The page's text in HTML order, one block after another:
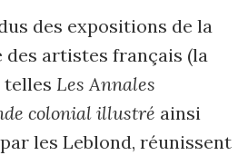
des expositions de la
artistes français (la
telles Les Annales
colonial illustré ainsi
les Leblond, réunissent